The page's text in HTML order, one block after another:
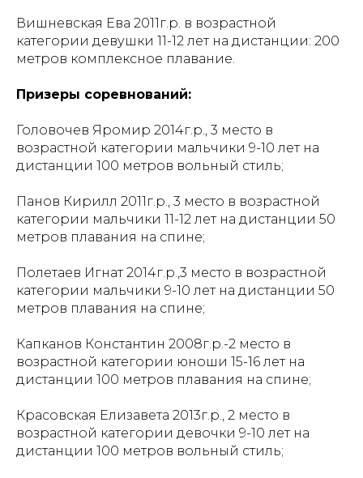
Вишневская Ева 2011г.р. в возрастной
категории девушки 11-12 лет на дистанции: 200
метров комплексное плавание.
Призеры соревнований:
Головочев Яромир 2014г.р., 3 место в
возрастной категории мальчики 9-10 лет на
дистанции 100 метров вольный стиль;
Панов Кирилл 2011г.р., 3 место в возрастной
категории мальчики 11-12 лет на дистанции 50
метров плавания на спине;
Полетаев Игнат 2014г.р.,3 место в возрастной
категории мальчики 9-10 лет на дистанции 50
метров плавания на спине;
Капканов Константин 2008г.р.-2 место в
возрастной категории юноши 15-16 лет на
дистанции 100 метров плавания на спине;
Красовская Елизавета 2013г.р., 2 место в
возрастной категории девочки 9-10 лет на
дистанции 100 метров вольный стиль;